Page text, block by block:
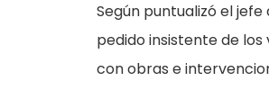
Según puntualizó el
pedido insistente de
con obras e